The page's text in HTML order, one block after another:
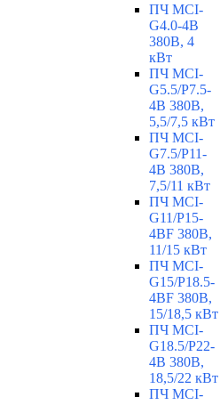
ПЧ MCI-
G4.0-4B
380В, 4
кВт
ПЧ MCI-
G5.5/Р7.5-
4B 380В,
5,5/7,5 кВт
ПЧ MCI-
G7.5/P11-
4B 380В,
7,5/11 кВт
ПЧ MCI-
G11/P15-
4BF 380В,
11/15 кВт
ПЧ MCI-
G15/P18.5-
4BF 380В,
15/18,5 кВт
ПЧ MCI-
G18.5/P22-
4B 380В,
18,5/22 кВт
ПЧ MCI-